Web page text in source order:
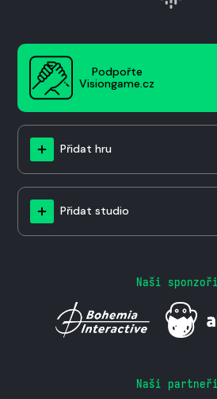
Podpořte
Visiongame.cz
Přidat hru
Přidat studio
Naši sponzoři
Naši partneři